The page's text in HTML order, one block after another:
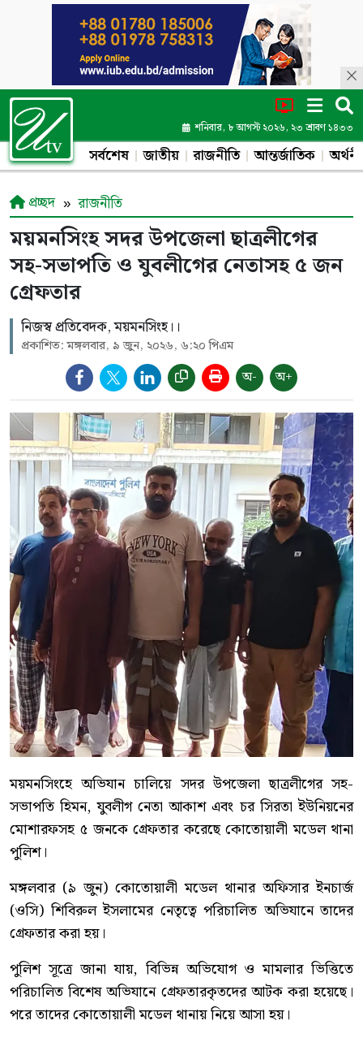
শনিবার, ৮ আগস্ট ২০২৬, ২৩ শ্রাবণ ১৪৩৩
সর্বশেষ জাতীয় রাজনীতি আন্তর্জাতিক
প্রচ্ছদ রাজনীতি
ময়মনসিংহ সদর উপজেলা ছাত্রলীগের
সহ-সভাপতি ও যুবলীগের নেতাসহ ৫ জন
গ্রেফতার
নিজস্ব প্রতিবেদক, ময়মনসিংহ।।
প্রকাশিত: মঙ্গলবার, ৯ জুন, ২০২৬, ৬:২০ পিএম
অ- অ+
ময়মনসিংহে অভিযান চালিয়ে সদর উপজেলা ছাত্রলীগের সহ-
সভাপতি হিমন, যুবলীগ নেতা আকাশ এবং চর সিরতা ইউনিয়নের
মোশারফসহ ৫ জনকে গ্রেফতার করেছে কোতোয়ালী মডেল থানা
পুলিশ।
মঙ্গলবার (৯ জুন) কোতোয়ালী মডেল থানার অফিসার ইনচার্জ
(ওসি) শিবিরুল ইসলামের নেতৃত্বে পরিচালিত অভিযানে তাদের
গ্রেফতার করা হয়।
পুলিশ সূত্রে জানা যায়, বিভিন্ন অভিযোগ ও মামলার ভিত্তিতে
পরিচালিত বিশেষ অভিযানে গ্রেফতারকৃতদের আটক করা হয়েছে।
পরে তাদের কোতোয়ালী মডেল থানায় নিয়ে আসা হয়।